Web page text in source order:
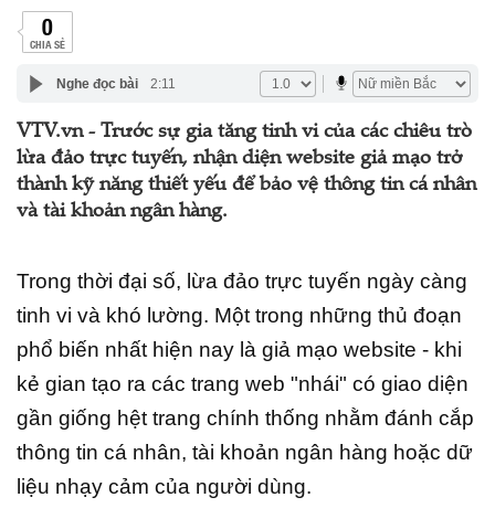
0
CHIA SẺ
Nghe đọc bài 2:11
VTV.vn - Trước sự gia tăng tinh vi của các chiêu trò
lừa đảo trực tuyến, nhận diện website giả mạo trở
thành kỹ năng thiết yếu để bảo vệ thông tin cá nhân
và tài khoản ngân hàng.
Trong thời đại số, lừa đảo trực tuyến ngày càng
tinh vi và khó lường. Một trong những thủ đoạn
phổ biến nhất hiện nay là giả mạo website - khi
kẻ gian tạo ra các trang web "nhái" có giao diện
gần giống hệt trang chính thống nhằm đánh cắp
thông tin cá nhân, tài khoản ngân hàng hoặc dữ
liệu nhạy cảm của người dùng.